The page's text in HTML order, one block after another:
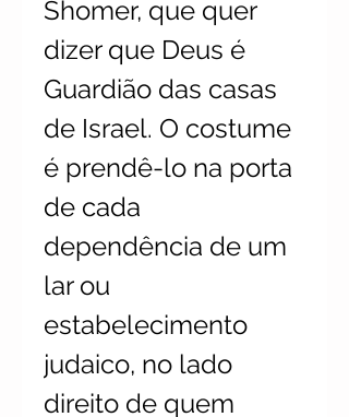
Shomer, que quer
dizer que Deus é
Guardião das casas
de Israel. O costume
é prendê-lo na porta
de cada
dependência de um
lar ou
estabelecimento
judaico, no lado
direito de quem